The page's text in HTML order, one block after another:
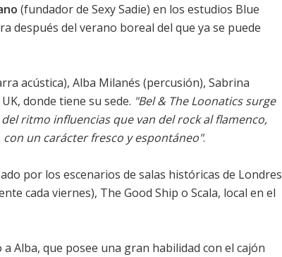
(fundador de Sexy Sadie) en los estudios Blue
después del verano boreal del que ya se puede
acústica), Alba Milanés (percusión), Sabrina
donde tiene su sede. "Bel & The Loonatics surge
ritmo influencias que van del rock al flamenco,
un carácter fresco y espontáneo".
por los escenarios de salas históricas de Londres
cada viernes), The Good Ship o Scala, local en el
Alba, que posee una gran habilidad con el cajón